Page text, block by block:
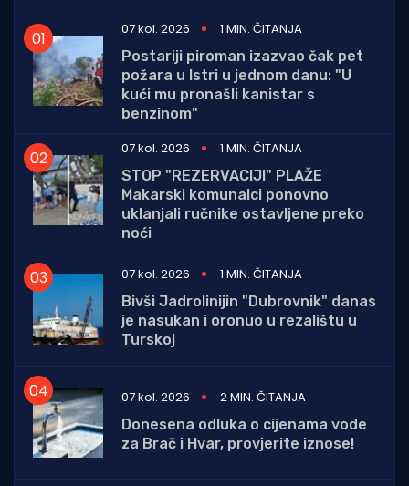
07 kol. 2026
1 MIN. ČITANJA
Postariji piroman izazvao čak pet
požara u Istri u jednom danu: "U
kući mu pronašli kanistar s
benzinom"
07 kol. 2026
1 MIN. ČITANJA
STOP "REZERVACIJI" PLAŽE
Makarski komunalci ponovno
uklanjali ručnike ostavljene preko
noći
07 kol. 2026
1 MIN. ČITANJA
Bivši Jadrolinijin "Dubrovnik" danas
je nasukan i oronuo u rezalištu u
Turskoj
07 kol. 2026
2 MIN. ČITANJA
Donesena odluka o cijenama vode
za Brač i Hvar, provjerite iznose!